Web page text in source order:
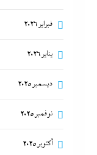
فبراير 2026
يناير 2026
ديسمبر 2025
نوفمبر 2025
أكتوبر 2025